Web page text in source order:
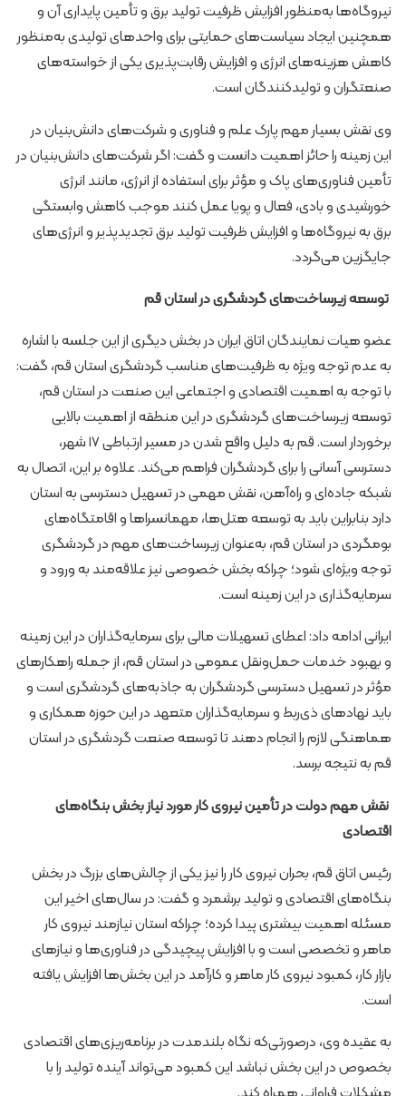
نیروگاه‌ها به‌منظور افزایش ظرفیت تولید برق و تأمین پایداری آن و
همچنین ایجاد سیاست‌های حمایتی برای واحدهای تولیدی به‌منظور
کاهش هزینه‌های انرژی و افزایش رقابت‌پذیری یکی از خواسته‌های
صنعتگران و تولیدکنندگان است.
وی نقش بسیار مهم پارک علم و فناوری و شرکت‌های دانش‌بنیان در
این زمینه را حائز اهمیت دانست و گفت: اگر شرکت‌های دانش‌بنیان در
تأمین فناوری‌های پاک و مؤثر برای استفاده از انرژی، مانند انرژی
خورشیدی و بادی، فعال و پویا عمل کنند موجب کاهش وابستگی
برق به نیروگاه‌ها و افزایش ظرفیت تولید برق تجدیدپذیر و انرژی‌های
جایگزین می‌گردد.
توسعه زیرساخت‌های گردشگری در استان قم
عضو هیات نمایندگان اتاق ایران در بخش دیگری از این جلسه با اشاره
به عدم توجه ویژه به ظرفیت‌های مناسب گردشگری استان قم، گفت:
با توجه به اهمیت اقتصادی و اجتماعی این صنعت در استان قم،
توسعه زیرساخت‌های گردشگری در این منطقه از اهمیت بالایی
برخوردار است. قم به دلیل واقع شدن در مسیر ارتباطی ۱۷ شهر،
دسترسی آسانی را برای گردشگران فراهم می‌کند. علاوه بر این، اتصال به
شبکه جاده‌ای و راه‌آهن، نقش مهمی در تسهیل دسترسی به استان
دارد بنابراین باید به توسعه هتل‌ها، مهمانسراها و اقامتگاه‌های
بومگردی در استان قم، به‌عنوان زیرساخت‌های مهم در گردشگری
توجه ویژه‌ای شود؛ چراکه بخش خصوصی نیز علاقه‌مند به ورود و
سرمایه‌گذاری در این زمینه است.
ایرانی ادامه داد: اعطای تسهیلات مالی برای سرمایه‌گذاران در این زمینه
و بهبود خدمات حمل‌ونقل عمومی در استان قم، از جمله راهکارهای
مؤثر در تسهیل دسترسی گردشگران به جاذبه‌های گردشگری است و
باید نهادهای ذی‌ربط و سرمایه‌گذاران متعهد در این حوزه همکاری و
هماهنگی لازم را انجام دهند تا توسعه صنعت گردشگری در استان
قم به نتیجه برسد.
نقش مهم دولت در تأمین نیروی کار مورد نیاز بخش بنگاه‌های
اقتصادی
رئیس اتاق قم، بحران نیروی کار را نیز یکی از چالش‌های بزرگ در بخش
بنگاه‌های اقتصادی و تولید برشمرد و گفت: در سال‌های اخیر این
مسئله اهمیت بیشتری پیدا کرده؛ چراکه استان نیازمند نیروی کار
ماهر و تخصصی است و با افزایش پیچیدگی در فناوری‌ها و نیازهای
بازار کار، کمبود نیروی کار ماهر و کارآمد در این بخش‌ها افزایش یافته
است.
به عقیده وی، درصورتی‌که نگاه بلندمدت در برنامه‌ریزی‌های اقتصادی
بخصوص در این بخش نباشد این کمبود می‌تواند آینده تولید را با